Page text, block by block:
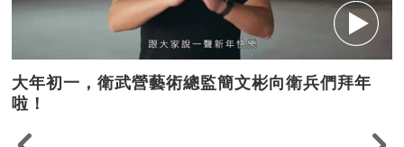
大年初一，衛武營藝術總監簡文彬向衛兵們拜年
啦！